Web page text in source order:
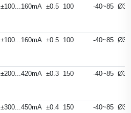
±100...160mA ±0.5 100 -40~85 Ø30
±100...160mA ±0.5 100 -40~85 Ø30
±200...420mA ±0.3 150 -40~85 Ø38
±300...450mA ±0.4 150 -40~85 Ø38